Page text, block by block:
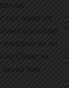
com quasi tot
el juliol del
missioner en les
del Cileac, va
peces dels